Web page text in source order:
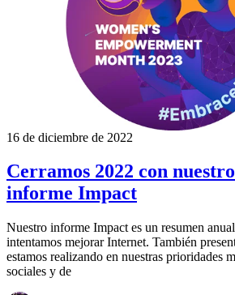
16 de diciembre de 2022
Cerramos 2022 con
informe Impact
Nuestro informe Impact es un resumen
intentamos mejorar Internet. También
estamos realizando en nuestras prioridades
sociales y de